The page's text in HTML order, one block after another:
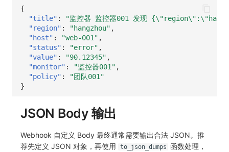
{
"title" :
"监控器 监控器001 发现
"region" : "hangzhou" ,
"host" : "web-001" ,
"status" : "error" ,
"value" : "90.12345" ,
"monitor" : "监控器001" ,
"policy" :
"团队001"
}
JSON Body 输出
Webhook 自定义 Body 最终通常需要输出合法 JSON。推
荐先定义 JSON 对象，再使用
to_json_dumps
函数处理，